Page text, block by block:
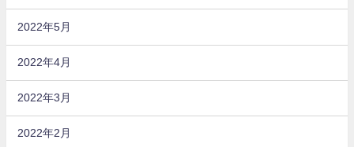
2022年5月
2022年4月
2022年3月
2022年2月